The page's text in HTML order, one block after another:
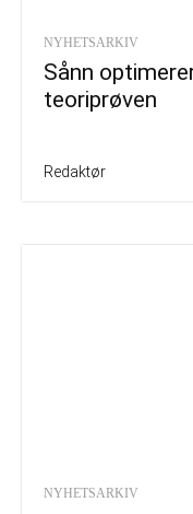
NYHETSARKIV
Sånn
teoriprøven
Redaktør
NYHETSARKIV